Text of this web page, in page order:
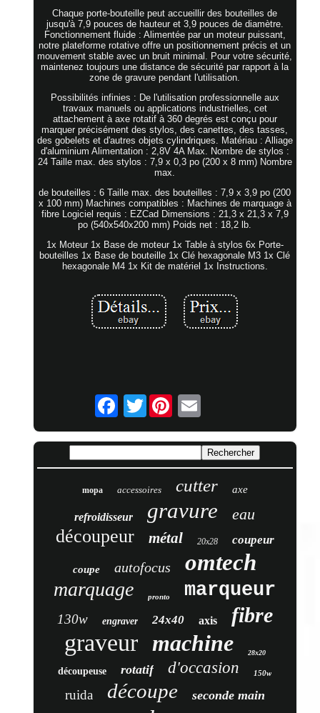
Chaque porte-bouteille peut accueillir des bouteilles de
jusqu'à 7,9 pouces de hauteur et 3,9 pouces de diamètre.
Fonctionnement fluide : Alimentée par un moteur puissant,
notre plateforme rotative offre un positionnement précis et un
mouvement stable avec un bruit minimal. Pour votre sécurité,
maintenez toujours une distance de sécurité par rapport à la
zone de gravure pendant l'utilisation.
Possibilités infinies : De l'utilisation professionnelle aux
travaux manuels ou applications industrielles, cet
attachement à axe rotatif à 360 degrés est conçu pour
marquer précisément des stylos, des canettes, des tasses,
des gobelets et d'autres objets cylindriques. Matériau : Alliage
d'aluminium Alimentation : 2,8V 4A Max. Nombre de stylos :
24 Taille max. des stylos : 7,9 x 0,3 po (200 x 8 mm) Nombre
max.
de bouteilles : 6 Taille max. des bouteilles : 7,9 x 3,9 po (200
x 100 mm) Machines compatibles : Machines de marquage à
fibre Logiciel requis : EZCad Dimensions : 21,3 x 21,3 x 7,9
po (540x540x200 mm) Poids net : 18,2 lb.
1x Moteur 1x Base de moteur 1x Table à stylos 6x Porte-
bouteilles 1x Base de bouteille 1x Clé hexagonale M3 1x Clé
hexagonale M4 1x Kit de matériel 1x Instructions.
Twitter
mopa accessoires cutter axe
refroidisseur gravure eau
découpeur métal 20x28 coupeur
coupe autofocus omtech
marquage pronto marqueur
130w engraver 24x40 axis fibre
graveur machine 28x20
découpeuse rotatif d'occasion 150w
ruida découpe seconde main